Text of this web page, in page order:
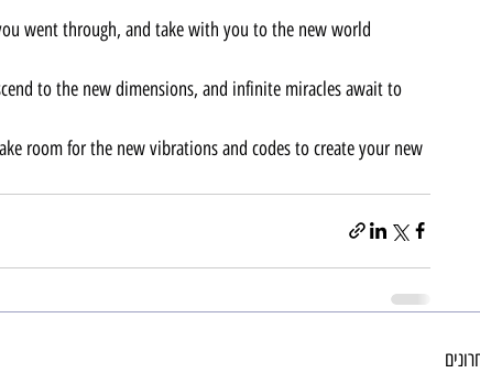
went through, and take with you to the new world
to the new dimensions, and infinite miracles await to
room for the new vibrations and codes to create your new